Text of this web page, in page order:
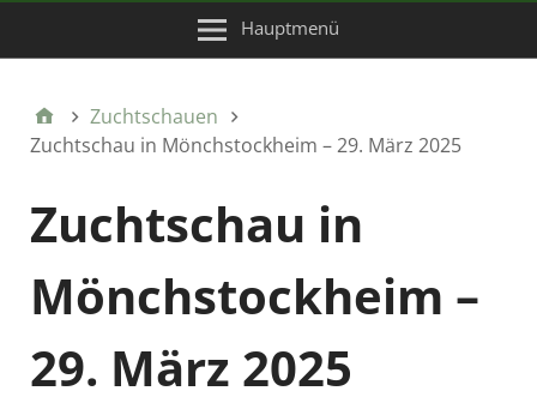
Hauptmenü
Zuchtschauen
Zuchtschau in Mönchstockheim – 29. März 2025
Zuchtschau in
Mönchstockheim –
29. März 2025